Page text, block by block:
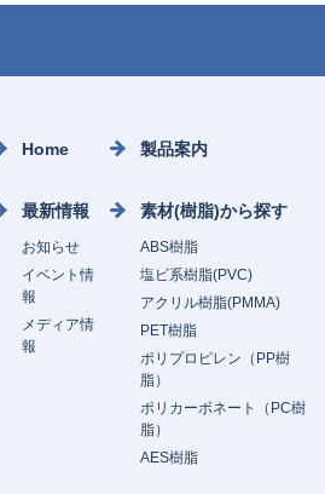
Home
最新情報
お知らせ
イベント情
報
メディア情
報
製品案内
素材(樹脂)から探す
ABS樹脂
塩ビ系樹脂(PVC)
アクリル樹脂(PMMA)
PET樹脂
ポリプロピレン（PP樹
脂）
ポリカーボネート（PC樹
脂）
AES樹脂